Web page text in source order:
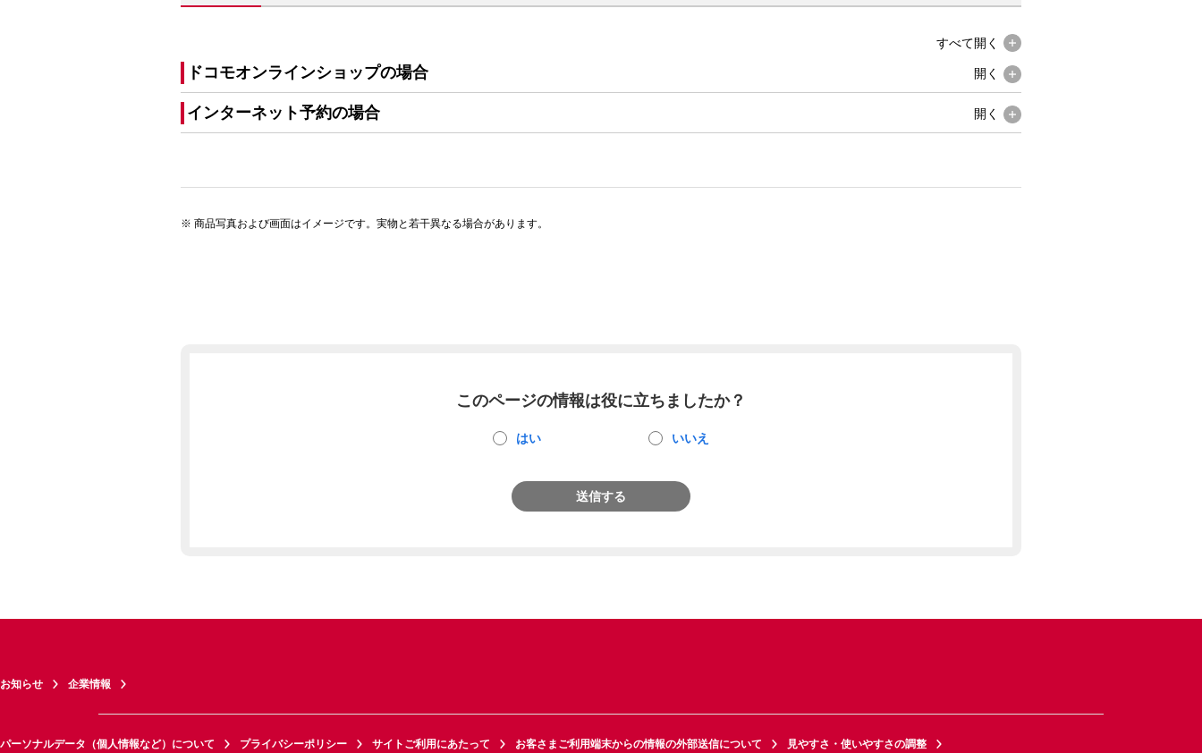
すべて開く
ドコモオンラインショップの場合 開く
インターネット予約の場合 開く
商品写真および画面はイメージです。実物と若干異なる場合があります。
このページの情報は役に立ちましたか？
はい いいえ
送信する
お知らせ 企業情報
パーソナルデータ（個人情報など）について プライバシーポリシー サイトご利用にあたって お客さまご利用端末からの情報の外部送信について 見やすさ・使いやすさの調整